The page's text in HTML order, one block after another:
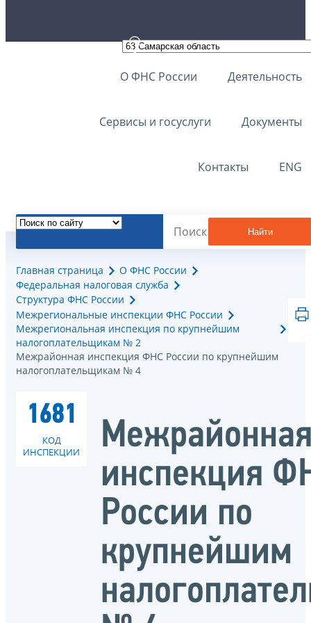
О ФНС России Деятельность
Сервисы и госуслуги Документы
Контакты ENG
Найти
Главная страница
О ФНС России
Федеральная налоговая служба
Структура ФНС России
Межрегиональные инспекции ФНС России
Межрегиональная инспекция по крупнейшим
налогоплательщикам № 2
Межрайонная инспекция ФНС России по крупнейшим
налогоплательщикам № 4
1681
КОД
ИНСПЕКЦИИ
инспекция
России по
крупнейшим